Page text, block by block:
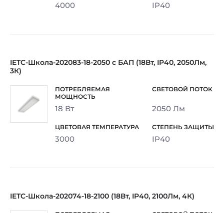
4000 IP40
IETC-Школа-202083-18-2050 с БАП (18Вт, IP40, 2050Лм,
3К)
18 Вт 2050 Лм
3000 IP40
IETC-Школа-202074-18-2100 (18Вт, IP40, 2100Лм, 4К)